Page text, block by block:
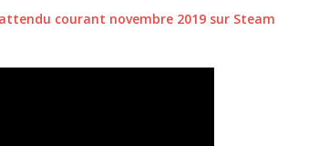
courant novembre 2019 sur Steam